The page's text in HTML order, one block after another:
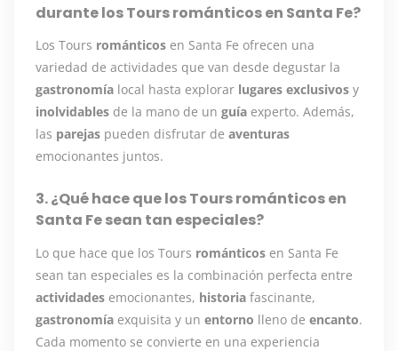
durante los Tours románticos en Santa Fe?
Los Tours románticos en Santa Fe ofrecen una
variedad de actividades que van desde degustar la
gastronomía local hasta explorar lugares exclusivos y
inolvidables de la mano de un guía experto. Además,
las parejas pueden disfrutar de aventuras
emocionantes juntos.
3. ¿Qué hace que los Tours románticos en
Santa Fe sean tan especiales?
Lo que hace que los Tours románticos en Santa Fe
sean tan especiales es la combinación perfecta entre
actividades emocionantes, historia fascinante,
gastronomía exquisita y un entorno lleno de encanto.
Cada momento se convierte en una experiencia